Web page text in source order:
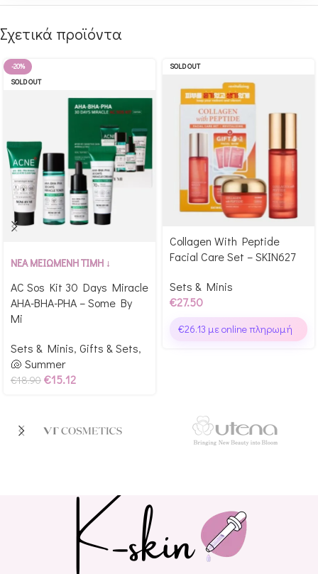
Σχετικά προϊόντα
-20%
SOLD OUT
Αγόρασε & κέρδισε 189
ΝΕΑ ΜΕΙΩΜΕΝΗ ΤΙΜΗ ↓
AC Sos Kit 30 Days Miracle
AHA-BHA-PHA – Some By
Mi
Sets & Minis, Gifts & Sets,
🐚 Summer
€18.90 €15.12
SOLD OUT
Αγόρασε & κέρδισε 275
Glow Points!
Collagen With Peptide
Facial Care Set – SKIN627
Sets & Minis
€27.50
€26.13 με online πληρωμή